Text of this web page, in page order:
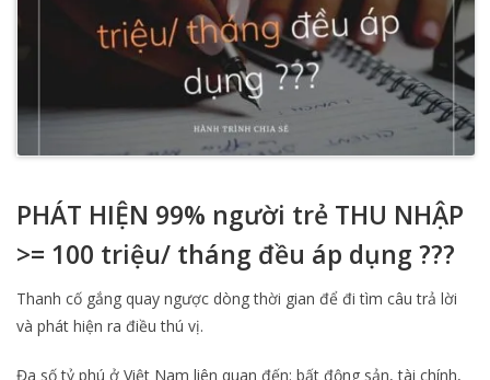
PHÁT HIỆN 99% người trẻ THU NHẬP
>= 100 triệu/ tháng đều áp dụng ???
Thanh cố gắng quay ngược dòng thời gian để đi tìm câu trả lời
và phát hiện ra điều thú vị.
Đa số tỷ phú ở Việt Nam liên quan đến: bất động sản, tài chính,